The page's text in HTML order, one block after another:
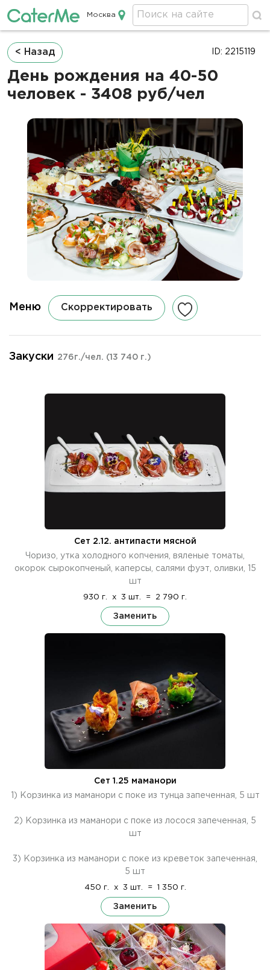
Кейтеринг в Москве
Москва
Строка
навигации
< Назад
День рождения на 40-50
человек - 3408 руб/чел
ID: 2215119
Меню Скорректировать
Закуски 276г./чел. (13 740 г.)
Сет 2.12. антипасти мясной
Чоризо, утка холодного копчения, вяленые томаты,
окорок сырокопченый, каперсы, салями фуэт, оливки, 15
шт
930 г. x 3 шт. = 2 790 г.
Заменить
Сет 1.25 маманори
1) Корзинка из маманори с поке из тунца запеченная, 5 шт
2) Корзинка из маманори с поке из лосося запеченная, 5
шт
3) Корзинка из маманори с поке из креветок запеченная,
5 шт
450 г. x 3 шт. = 1 350 г.
Заменить